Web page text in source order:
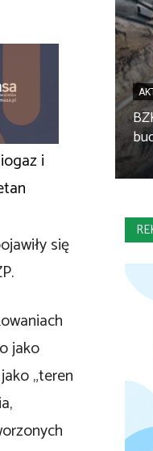
i
się
jako
„teren